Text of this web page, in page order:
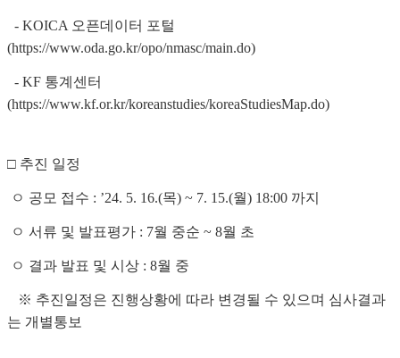
- KOICA 오픈데이터 포털
(https://www.oda.go.kr/opo/nmasc/main.do)
- KF 통계센터
(https://www.kf.or.kr/koreanstudies/koreaStudiesMap.do)
□ 추진 일정
ㅇ 공모 접수 : ’24. 5. 16.(목) ~ 7. 15.(월) 18:00 까지
ㅇ 서류 및 발표평가 : 7월 중순 ~ 8월 초
ㅇ 결과 발표 및 시상 : 8월 중
※ 추진일정은 진행상황에 따라 변경될 수 있으며 심사결과
는 개별통보